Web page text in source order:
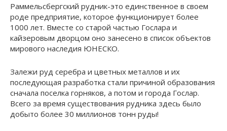
Раммельсбергcкий рудник-это единственное в своем
роде предприятие, которое функционирует более
1000 лет. Вместе со старой частью Гослара и
кайзеровым дворцом оно занесено в список объектов
мирового наследия ЮНЕСКО.
Залежи руд серебра и цветных металлов и их
последующая разработка стали причиной образования
сначала поселка горняков, а потом и города Гослар.
Всего за время существования рудника здесь было
добыто более 30 миллионов тонн руды!